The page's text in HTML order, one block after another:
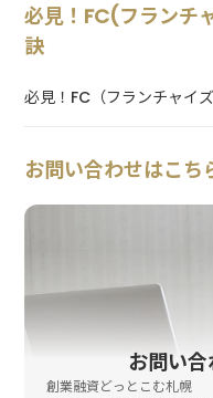
必見！FC(フランチ
訣
必見！FC（フランチャイ
お問い合わせはこち
お問い合
創業融資どっとこむ札幌